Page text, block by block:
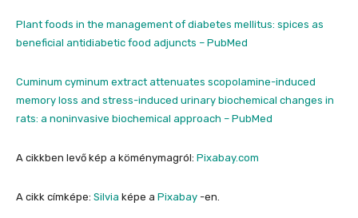
Plant foods in the management of diabetes mellitus: spices as
beneficial antidiabetic food adjuncts – PubMed
Cuminum cyminum extract attenuates scopolamine-induced
memory loss and stress-induced urinary biochemical changes in
rats: a noninvasive biochemical approach – PubMed
A cikkben levő kép a köménymagról: Pixabay.com
A cikk címképe: Silvia képe a Pixabay -en.